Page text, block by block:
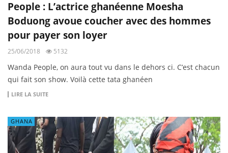
People : L’actrice ghanéenne Moesha
Boduong avoue coucher avec des hommes
pour payer son loyer
25/06/2018 5132
Wanda People, on aura tout vu dans le dehors ci. C’est chacun
qui fait son show. Voilà cette tata ghanéen
LIRE LA SUITE
GHANA